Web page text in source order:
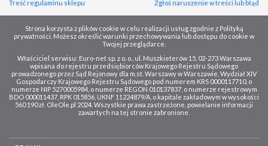
Treść regulaminu sklepu Zgłoś naruszenie w treści lub błąd
Strona korzysta z plików cookie w celu realizacji usług zgodnie z Polityką
prywatności. Możesz określić warunki przechowywania lub dostępu do cookie w
Twojej przeglądarce.
Właściciel serwisu: Euro-net sp. z o. o., ul. Muszkieterów 15, 02-273 Warszawa
wpisana do rejestru przedsiębiorców Krajowego Rejestru Sądowego
prowadzonego przez Sąd Rejonowy dla m.st. Warszawy w Warszawie, Wydział XIV
Gospodarczy Krajowego Rejestru Sądowego pod numerem KRS 0000117710, o
numerze NIP 5270005984, o numerze REGON 010137837, o numerze rejestrowym
BDO 000011437, RPK 015856, UKNF 11224879/A, o kapitale zakładowym w wysokości
560 190 zł. OleOle.pl 2024. Wszystkie prawa zastrzeżone, powielanie informacji
zawartych na tej stronie zabronione.